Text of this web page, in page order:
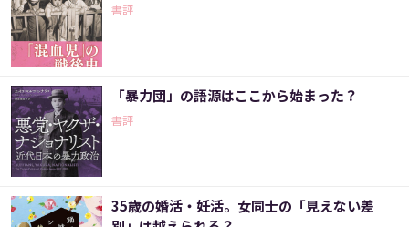
書評
「暴力団」の語源はここから始まった？
書評
35歳の婚活・妊活。女同士の「見えない差